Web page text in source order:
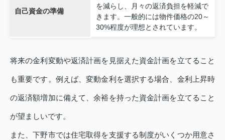
自己資金の準備
を減らし、月々の返済負担を軽減で
きます。一般的には物件価格の20～
30%程度が理想とされています。
将来の金利変動や返済計画を見据えた資金計画を立てること
も重要です。例えば、変動金利を選択する場合、金利上昇時
の返済額増加に備えて、余裕を持った資金計画を立てること
が望ましいです。
また、下野市では住宅取得を支援する制度がいくつか用意さ